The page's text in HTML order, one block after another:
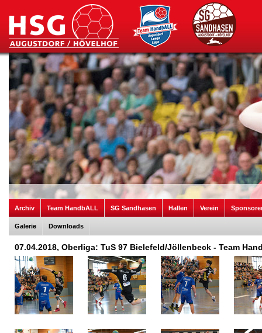
Archiv Team HandbALL SG Sandhasen Hallen Verein
Galerie Downloads
07.04.2018, Oberliga: TuS 97 Bielefeld/Jöllenbeck - Team